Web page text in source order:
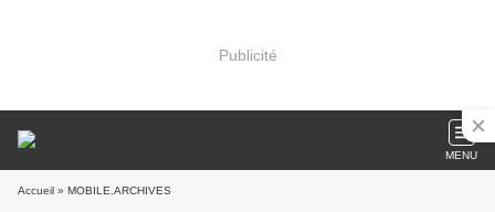
Publicité
MENU
Accueil » MOBILE.ARCHIVES